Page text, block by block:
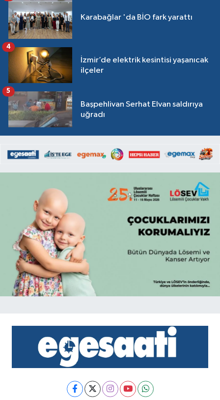
Karabağlar 'da BİO fark yarattı
İzmir’de elektrik kesintisi yaşanıcak
ilçeler
4
Başpehlivan Serhat Elvan saldırıya
uğradı
5